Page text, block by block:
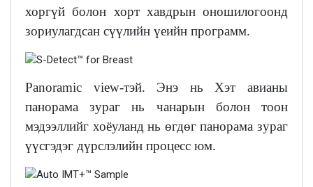
хоргүй болон хорт хавдрын оношилогоонд
зориулагдсан сүүлийн үеийн программ.
Panoramic view-тэй. Энэ нь Хэт авианы
панорама зураг нь чанарын болон тоон
мэдээллийг хоёуланд нь өгдөг панорама зураг
үүсгэдэг дүрслэлийн процесс юм.